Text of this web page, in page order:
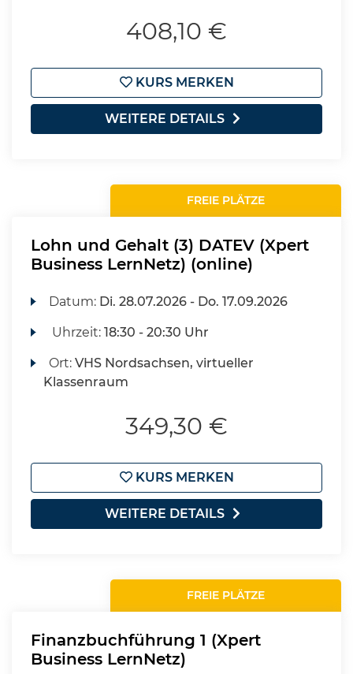
408,10 €
KURS MERKEN
WEITERE DETAILS
FREIE PLÄTZE
Lohn und Gehalt (3) DATEV (Xpert
Business LernNetz) (online)
Datum: Di. 28.07.2026 - Do. 17.09.2026
Uhrzeit:18:30 - 20:30 Uhr
Ort:VHS Nordsachsen, virtueller
Klassenraum
349,30 €
KURS MERKEN
WEITERE DETAILS
FREIE PLÄTZE
Finanzbuchführung 1 (Xpert
Business LernNetz)